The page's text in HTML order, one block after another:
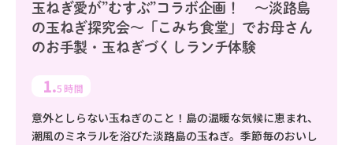
玉ねぎ愛が”むすぶ”コラボ企画！ ～淡路島
の玉ねぎ探究会～「こみち食堂」でお母さん
のお手製・玉ねぎづくしランチ体験
1.5時間
意外としらない玉ねぎのこと！島の温暖な気候に恵まれ、
潮風のミネラルを浴びた淡路島の玉ねぎ。季節毎のおいし